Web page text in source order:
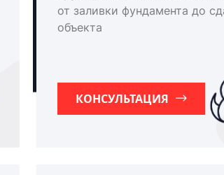
от заливки фундамента до
объекта
КОНСУЛЬТАЦИЯ